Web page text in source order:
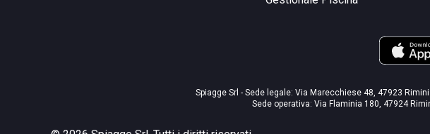
Spiagge Srl - Sede legale: Via Marecchiese 48, 47923
Sede operativa: Via Flaminia 180, 47924